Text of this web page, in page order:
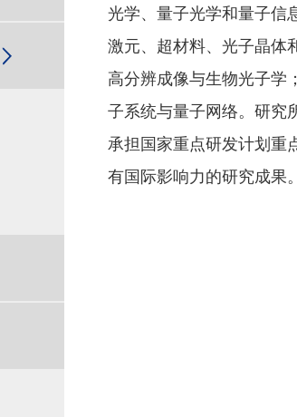
光学、量子光学和量子信
激元、超材料、光子晶体
高分辨成像与生物光子学
子系统与量子网络。研究
承担国家重点研发计划重
有国际影响力的研究成果